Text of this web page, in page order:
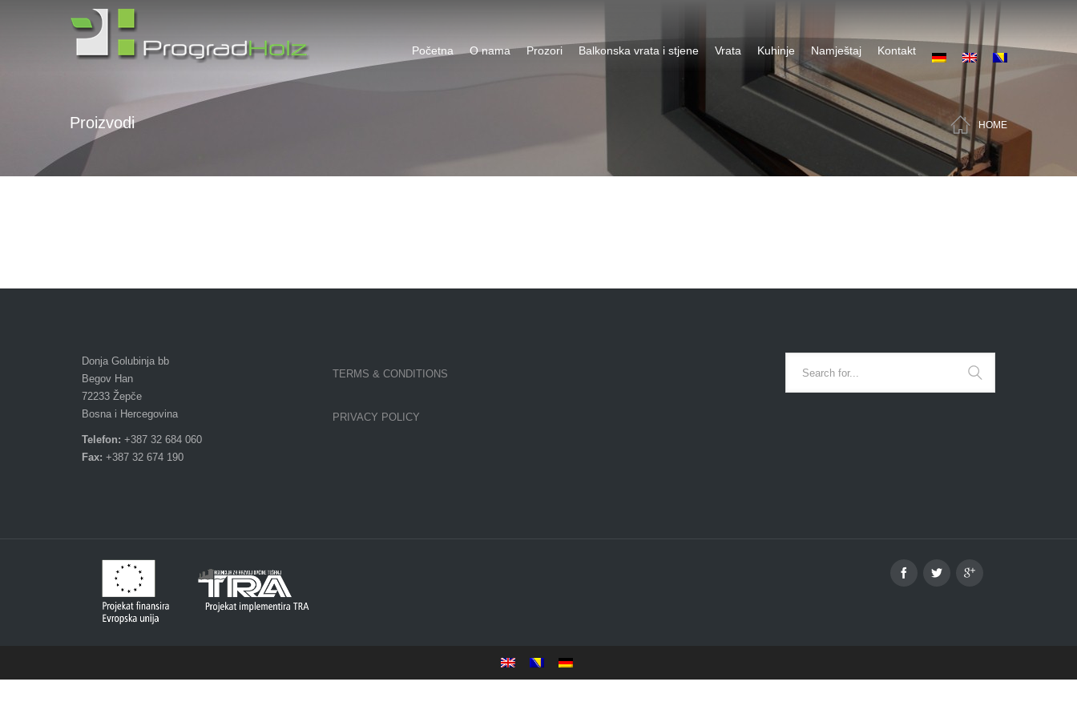
Početna O nama Prozori Balkonska vrata i stjene Vrata Kuhinje Namještaj Kontakt
Proizvodi HOME
Donja Golubinja bb
Begov Han
72233 Žepče
Bosna i Hercegovina
Telefon: +387 32 684 060
Fax: +387 32 674 190
TERMS & CONDITIONS
PRIVACY POLICY